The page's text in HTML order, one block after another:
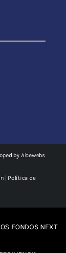
by Aloewebs
| Política de
FONDOS NEXT